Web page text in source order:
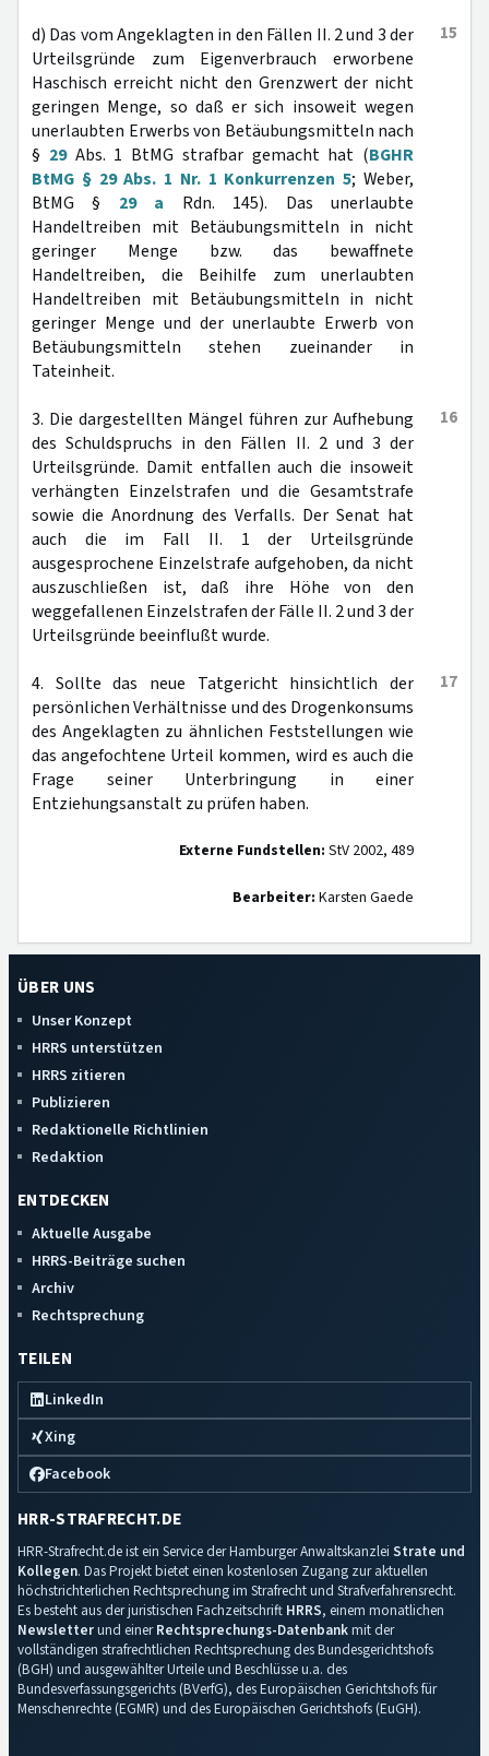
15
d) Das vom Angeklagten in den Fällen II. 2 und 3 der
Urteilsgründe zum Eigenverbrauch erworbene
Haschisch erreicht nicht den Grenzwert der nicht
geringen Menge, so daß er sich insoweit wegen
unerlaubten Erwerbs von Betäubungsmitteln nach
§ 29Abs. 1 BtMG strafbar gemacht hat (BGHR
BtMG § 29 Abs. 1 Nr. 1 Konkurrenzen 5; Weber,
BtMG § 29 a Rdn. 145). Das unerlaubte
Handeltreiben mit Betäubungsmitteln in nicht
geringer Menge bzw. das bewaffnete
Handeltreiben, die Beihilfe zum unerlaubten
Handeltreiben mit Betäubungsmitteln in nicht
geringer Menge und der unerlaubte Erwerb von
Betäubungsmitteln stehen zueinander in
Tateinheit.
16
3. Die dargestellten Mängel führen zur Aufhebung
des Schuldspruchs in den Fällen II. 2 und 3 der
Urteilsgründe. Damit entfallen auch die insoweit
verhängten Einzelstrafen und die Gesamtstrafe
sowie die Anordnung des Verfalls. Der Senat hat
auch die im Fall II. 1 der Urteilsgründe
ausgesprochene Einzelstrafe aufgehoben, da nicht
auszuschließen ist, daß ihre Höhe von den
weggefallenen Einzelstrafen der Fälle II. 2 und 3 der
Urteilsgründe beeinflußt wurde.
17
4. Sollte das neue Tatgericht hinsichtlich der
persönlichen Verhältnisse und des Drogenkonsums
des Angeklagten zu ähnlichen Feststellungen wie
das angefochtene Urteil kommen, wird es auch die
Frage seiner Unterbringung in einer
Entziehungsanstalt zu prüfen haben.
Externe Fundstellen: StV 2002, 489
Bearbeiter: Karsten Gaede
ÜBER UNS
Unser Konzept
HRRS unterstützen
HRRS zitieren
Publizieren
Redaktionelle Richtlinien
Redaktion
ENTDECKEN
Aktuelle Ausgabe
HRRS-Beiträge suchen
Archiv
Rechtsprechung
TEILEN
LinkedIn
Xing
Facebook
HRR-STRAFRECHT.DE
HRR-Strafrecht.de ist ein Service der Hamburger Anwaltskanzlei Strate und
Kollegen. Das Projekt bietet einen kostenlosen Zugang zur aktuellen
höchstrichterlichen Rechtsprechung im Strafrecht und Strafverfahrensrecht.
Es besteht aus der juristischen Fachzeitschrift HRRS, einem monatlichen
Newsletterund einerRechtsprechungs-Datenbankmit der
vollständigen strafrechtlichen Rechtsprechung des Bundesgerichtshofs
(BGH) und ausgewählter Urteile und Beschlüsse u.a. des
Bundesverfassungsgerichts (BVerfG), des Europäischen Gerichtshofs für
Menschenrechte (EGMR) und des Europäischen Gerichtshofs (EuGH).